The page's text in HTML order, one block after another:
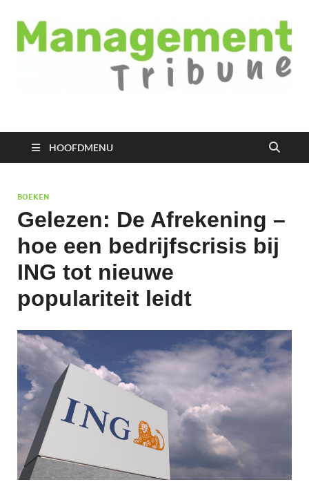
Managementtribune
HOOFDMENU
BOEKEN
Gelezen: De Afrekening –
hoe een bedrijfscrisis bij
ING tot nieuwe
populariteit leidt